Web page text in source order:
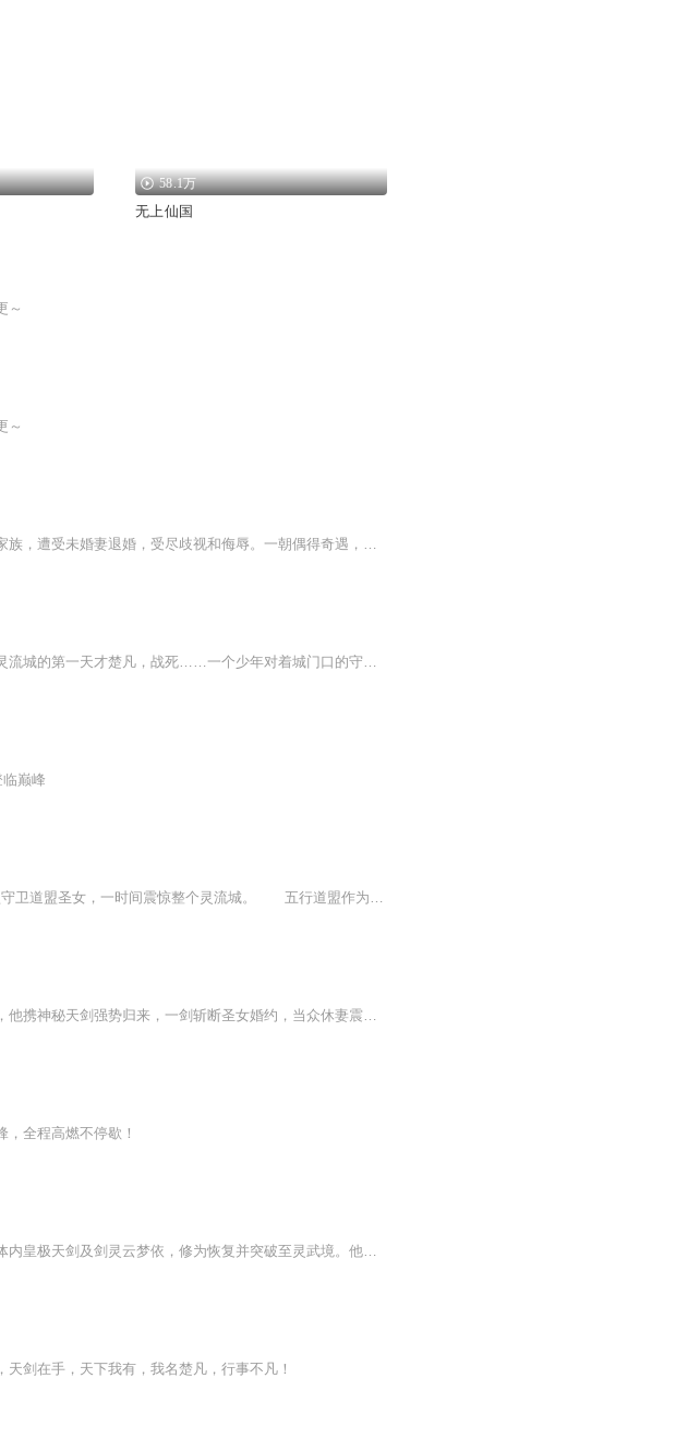
58.1万
无上仙国
～
～
楚家少年天才楚凡，遭人陷害身受重伤无法修炼，被逐出家族，遭受未婚妻退婚，受尽歧视和侮辱。一朝偶得奇遇，逆天改命，从此快意恩仇、一飞冲天。
三年前，楚家向灵流城放出一条消息，曾经的楚家嫡子，灵流城的第一天才楚凡，战死……一个少年对着城门口的守卫出示了自己的身份证明，看着少年背后的一把黑色长剑，守卫只是叮嘱了一声不要闹事便将少年放进成。守卫突然想起少年证件上的名字，忙问问旁边...
巅峰
韩天荷年仅十六，因觉醒了五行双灵根而被五行道盟守卫道盟圣女，一时间震惊整个灵流城。 五行道盟作为永宁帝国三大宗门之首，是要比同为三大宗门的云灵剑宗和七星阁强的太多，韩家，这一次可谓是一人得道鸡犬升天。 而与韩天荷同婚的肖...
昔日剑道天才沦为家族弃子，修为尽废受尽屈辱！三年后，他携神秘天剑强势归来，一剑斩断圣女婚约，当众休妻震慑全城！身怀上古神兵，觉醒逆天剑体，炼丹、御龙无所不能。且看少年楚凡如何横扫血煞盟，踏破五行道盟，以无上剑道，问鼎苍穹之巅！
全程高燃不停歇！
楚凡作为楚家弃子，三年前因重伤被家族抛弃，实则发现体内皇极天剑及剑灵云梦依，修为恢复并突破至灵武境。他返回灵流城欲带母亲袁颖离开，却卷入韩天荷与肖剑的婚礼冲突，揭露韩天荷私毁婚约、楚家无情真相，后与道盟结怨，得知母亲被道盟囚禁。为救母，...
剑在手，天下我有，我名楚凡，行事不凡！